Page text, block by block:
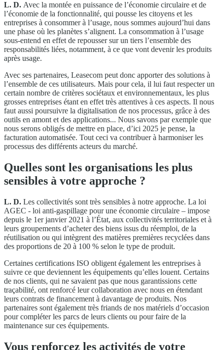
L. D. Avec la montée en puissance de l’économie circulaire et de
l’économie de la fonctionnalité, qui pousse les citoyens et les
entreprises à consommer à l’usage, nous sommes aujourd’hui dans
une phase où les planètes s’alignent. La consommation à l’usage
sous-entend en effet de repousser sur un tiers l’ensemble des
responsabilités liées, notamment, à ce que vont devenir les produits
après usage.
Avec ses partenaires, Leasecom peut donc apporter des solutions à
l’ensemble de ces utilisateurs. Mais pour cela, il lui faut respecter un
certain nombre de critères sociétaux et environnementaux, les plus
grosses entreprises étant en effet très attentives à ces aspects. Il nous
faut aussi poursuivre la digitalisation de nos processus, grâce à des
outils en amont et des applications... Nous savons par exemple que
nous serons obligés de mettre en place, d’ici 2025 je pense, la
facturation automatisée. Tout ceci va contribuer à harmoniser les
processus des différents acteurs du marché.
Quelles sont les organisations les plus
sensibles à votre approche ?
L. D. Les collectivités sont très sensibles à notre approche. La loi
AGEC - loi anti-gaspillage pour une économie circulaire – impose
depuis le 1er janvier 2021 à l’État, aux collectivités territoriales et à
leurs groupements d’acheter des biens issus du réemploi, de la
réutilisation ou qui intègrent des matières premières recyclées dans
des proportions de 20 à 100 % selon le type de produit.
Certaines certifications ISO obligent également les entreprises à
suivre ce que deviennent les équipements qu’elles louent. Certains
de nos clients, qui ne savaient pas que nous garantissions cette
traçabilité, ont renforcé leur collaboration avec nous en étendant
leurs contrats de financement à davantage de produits. Nos
partenaires sont également très friands de nos matériels d’occasion
pour compléter les parcs de leurs clients ou pour faire de la
maintenance sur ces équipements.
Vous renforcez les activités de votre